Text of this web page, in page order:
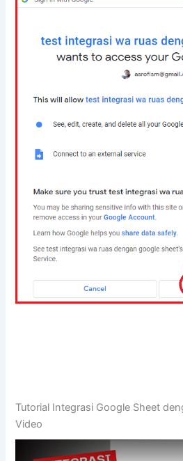
Tutorial Integrasi Google Sheet
Video